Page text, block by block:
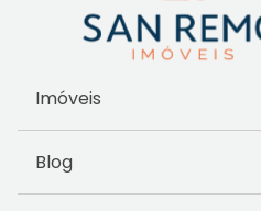
Imóveis
Blog